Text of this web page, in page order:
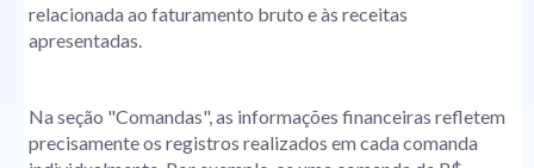
relacionada ao faturamento bruto e às receitas
apresentadas.
Na seção "Comandas", as informações financeiras refletem
precisamente os registros realizados em cada comanda